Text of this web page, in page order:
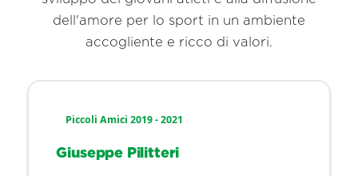
dell'amore per lo sport in un ambiente
accogliente e ricco di valori.
Piccoli Amici 2019 - 2021
Giuseppe Pilitteri